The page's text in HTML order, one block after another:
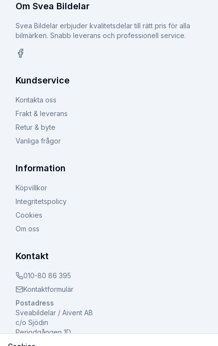
Om Svea Bildelar
Svea Bildelar erbjuder kvalitetsdelar till rätt pris för alla
bilmärken. Snabb leverans och professionell service.
Kundservice
Kontakta oss
Frakt & leverans
Retur & byte
Vanliga frågor
Information
Köpvillkor
Integritetspolicy
Cookies
Om oss
Kontakt
010-80 86 395
Kontaktformulär
Postadress
Sveabildelar / Aivent AB
c/o Sjödin
Periodgången 1D
611 37 Nyköping